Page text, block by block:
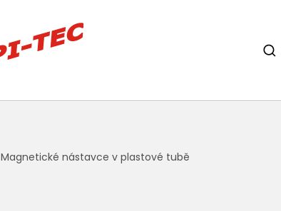
Magnetické nástavce v plastové tubě